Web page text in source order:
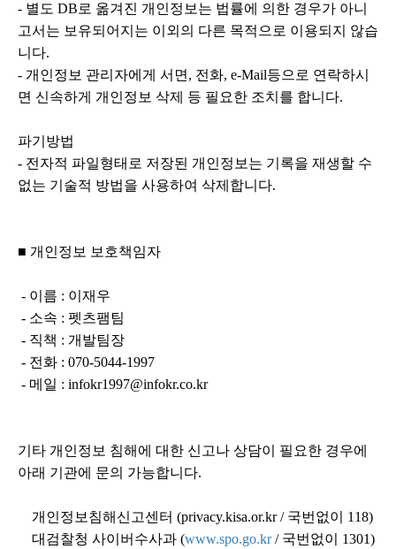
- 별도 DB로 옮겨진 개인정보는 법률에 의한 경우가 아니
고서는 보유되어지는 이외의 다른 목적으로 이용되지 않습
니다.
- 개인정보 관리자에게 서면, 전화, e-Mail등으로 연락하시
면 신속하게 개인정보 삭제 등 필요한 조치를 합니다.
파기방법
- 전자적 파일형태로 저장된 개인정보는 기록을 재생할 수
없는 기술적 방법을 사용하여 삭제합니다.
■ 개인정보 보호책임자
- 이름 : 이재우
- 소속 : 펫츠팸팀
- 직책 : 개발팀장
- 전화 : 070-5044-1997
- 메일 : infokr1997@infokr.co.kr
기타 개인정보 침해에 대한 신고나 상담이 필요한 경우에
아래 기관에 문의 가능합니다.
개인정보침해신고센터 (privacy.kisa.or.kr / 국번없이 118)
대검찰청 사이버수사과 (www.spo.go.kr/ 국번없이 1301)